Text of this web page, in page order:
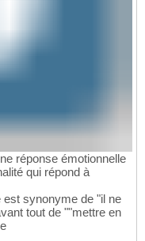
réponse émotionnelle
qui répond à
synonyme de "il ne
tout de ""mettre en